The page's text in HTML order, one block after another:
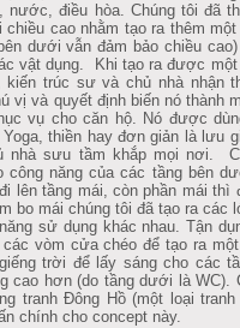
nước, điều hòa. Chúng tôi đã
cao nhằm tạo ra thêm một
dưới vẫn đảm bảo chiều
vật dụng. Khi tạo ra được một
kiến trúc sư và chủ nhà nhận
vị và quyết định biến nó thành
vụ cho căn hộ. Nó được
thiền hay đơn giản là lưu
nhà sưu tầm khắp mọi nơi.
năng của các tầng bên
lên tầng mái, còn phần mái
bo mái chúng tôi đã tạo ra các
sử dụng khác nhau. Tận
vòm cửa chéo để tạo ra
trời để lấy sáng cho các
cao hơn (do tầng dưới là WC).
tranh Đông Hồ (một loại tranh
chính cho concept này.